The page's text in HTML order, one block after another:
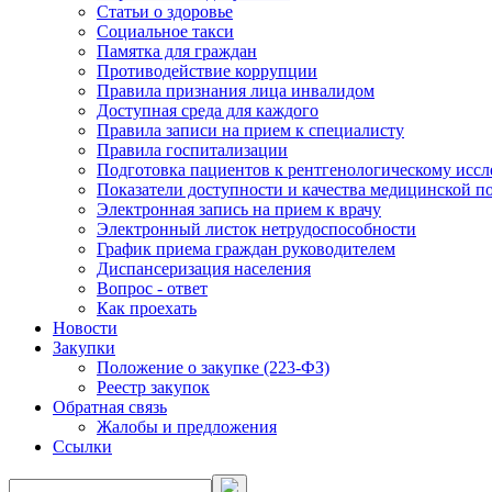
Статьи о здоровье
Социальное такси
Памятка для граждан
Противодействие коррупции
Правила признания лица инвалидом
Доступная среда для каждого
Правила записи на прием к специалисту
Правила госпитализации
Подготовка пациентов к рентгенологическому
Показатели доступности и качества медицинской
Электронная запись на прием к врачу
Электронный листок нетрудоспособности
График приема граждан руководителем
Диспансеризация населения
Вопрос - ответ
Как проехать
Новости
Закупки
Положение о закупке (223-ФЗ)
Реестр закупок
Обратная связь
Жалобы и предложения
Ссылки